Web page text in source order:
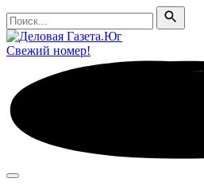
Поиск
Поиск
Свежий номер!